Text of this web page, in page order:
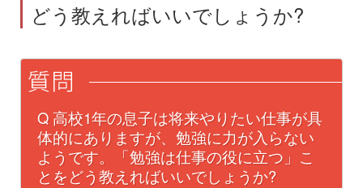
どう教えればいいでしょうか?
Q 高校1年の息子は将来やりたい仕事が具
体的にありますが、勉強に力が入らない
ようです。「勉強は仕事の役に立つ」こ
とをどう教えればいいでしょうか?